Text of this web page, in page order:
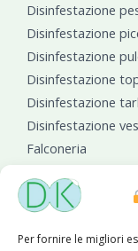
Per fornire le migliori
Disinfestazione
Disinfestazione
Disinfestazione
Disinfestazione
Disinfestazione
Disinfestazione
Falconeria